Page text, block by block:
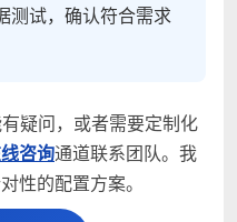
测试，确认符合需求
疑问，或者需要定制化
咨询通道联系团队。我
性的配置方案。